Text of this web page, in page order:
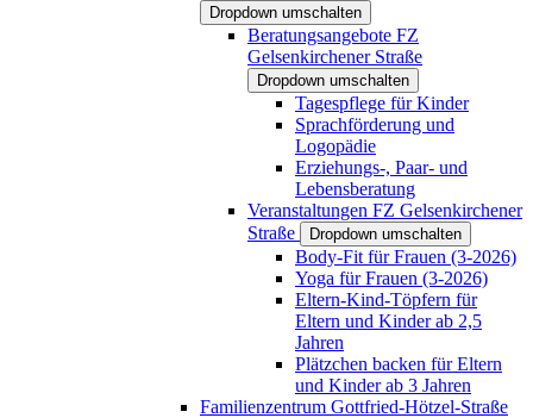
Dropdown umschalten
Beratungsangebote FZ
Gelsenkirchener Straße
Dropdown umschalten
Tagespflege für Kinder
Sprachförderung und
Logopädie
Erziehungs-, Paar- und
Lebensberatung
Veranstaltungen FZ Gelsenkirchener
Straße
Dropdown umschalten
Body-Fit für Frauen (3-2026)
Yoga für Frauen (3-2026)
Eltern-Kind-Töpfern für
Eltern und Kinder ab 2,5
Jahren
Plätzchen backen für Eltern
und Kinder ab 3 Jahren
Familienzentrum Gottfried-Hötzel-Straße